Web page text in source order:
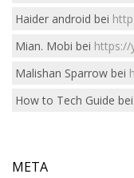
Haider android bei
Mian. Mobi bei https://
Malishan Sparrowbei
How to Tech Guide bei
META